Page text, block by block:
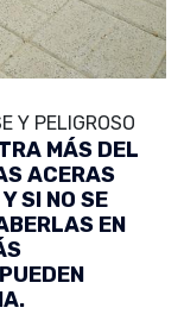
Y PELIGROSO
MÁS DEL
ACERAS
SI NO SE
EN